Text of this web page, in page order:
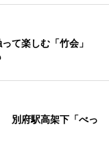
って楽しむ「竹会」
別府駅高架下「べっ